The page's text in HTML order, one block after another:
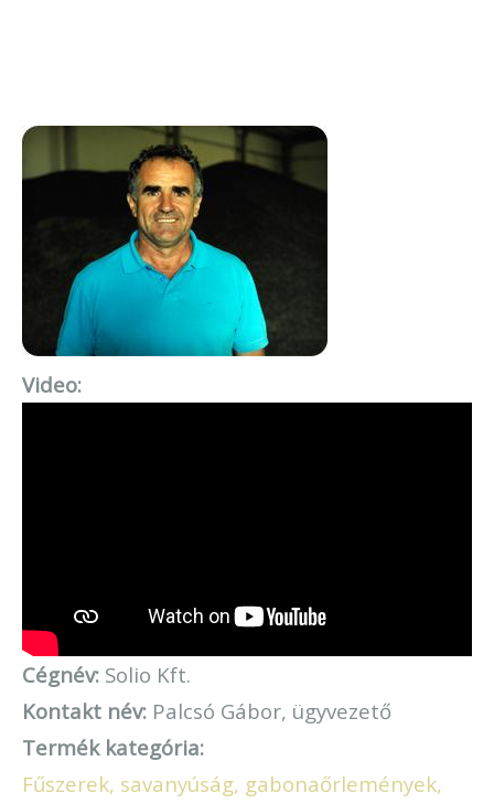
Video:
Cégnév: Solio Kft.
Kontakt név: Palcsó Gábor, ügyvezető
Termék kategória:
Fűszerek, savanyúság, gabonaőrlemények,